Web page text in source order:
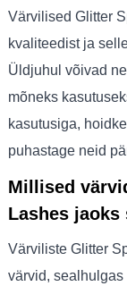
Värvilised Glitter
kvaliteedist ja
Üldjuhul võivad
mõneks
kasutusiga,
puhastage neid
Millised
Lashes jaoks
Värviliste Glitter
värvid,